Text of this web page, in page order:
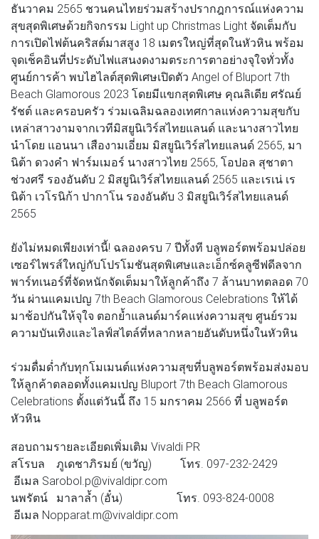
ธันวาคม 2565 ชวนคนไทยร่วมสร้างปรากฎการณ์แห่งความ
สุขสุดพิเศษด้วยกิจกรรม Light up Christmas Light จัดเต็มกับ
การเปิดไฟต้นคริสต์มาสสูง 18 เมตรใหญ่ที่สุดในหัวหิน พร้อม
จุดเช็คอินที่ประดับไฟแสนงดงามตระการตาอย่างจุใจทั่วทั้ง
ศูนย์การค้า พบไฮไลต์สุดพิเศษเปิดตัว Angel of Bluport 7th
Beach Glamorous 2023 โดยมีแขกสุดพิเศษ คุณลิเดีย ศรัณย์
รัชต์ และครอบครัว ร่วมเฉลิมฉลองเทศกาลแห่งความสุขกับ
เหล่าสาวงามจากเวทีมิสยูนิเวิร์สไทยแลนด์ และนางสาวไทย
นำโดย แอนนา เสืองามเอี่ยม มิสยูนิเวิร์สไทยแลนด์ 2565, มา
นิต้า ดวงคำ ฟาร์มเมอร์ นางสาวไทย 2565, โอปอล สุชาตา
ช่วงศรี รองอันดับ 2 มิสยูนิเวิร์สไทยแลนด์ 2565 และเรเน่ เร
นิต้า เวโรนิก้า ปากาโน รองอันดับ 3 มิสยูนิเวิร์สไทยแลนด์
2565
ยังไม่หมดเพียงเท่านี้! ฉลองครบ 7 ปีทั้งที บลูพอร์ตพร้อมปล่อย
เซอร์ไพรส์ใหญ่กับโปรโมชันสุดพิเศษและเอ็กซ์คลูซีฟดีลจาก
พาร์ทเนอร์ที่จัดหนักจัดเต็มมาให้ลูกค้าถึง 7 ล้านบาทตลอด 70
วัน ผ่านแคมเปญ 7th Beach Glamorous Celebrations ให้ได้
มาช้อปกันให้จุใจ ตอกย้ำแลนด์มาร์คแห่งความสุข ศูนย์รวม
ความบันเทิงและไลฟ์สไตล์ที่หลากหลายอันดับหนึ่งในหัวหิน
ร่วมดื่มด่ำกับทุกโมเมนต์แห่งความสุขที่บลูพอร์ตพร้อมส่งมอบ
ให้ลูกค้าตลอดทั้งแคมเปญ Bluport 7th Beach Glamorous
Celebrations ตั้งแต่วันนี้ ถึง 15 มกราคม 2566 ที่ บลูพอร์ต
หัวหิน
สอบถามรายละเอียดเพิ่มเติม Vivaldi PR
สโรบล ภูเดชาภิรมย์ (ขวัญ) โทร. 097-232-2429
อีเมล Sarobol.p@vivaldipr.com
นพรัตน์ มาลาล้ำ (อั๋น) โทร. 093-824-0008
อีเมล Nopparat.m@vivaldipr.com